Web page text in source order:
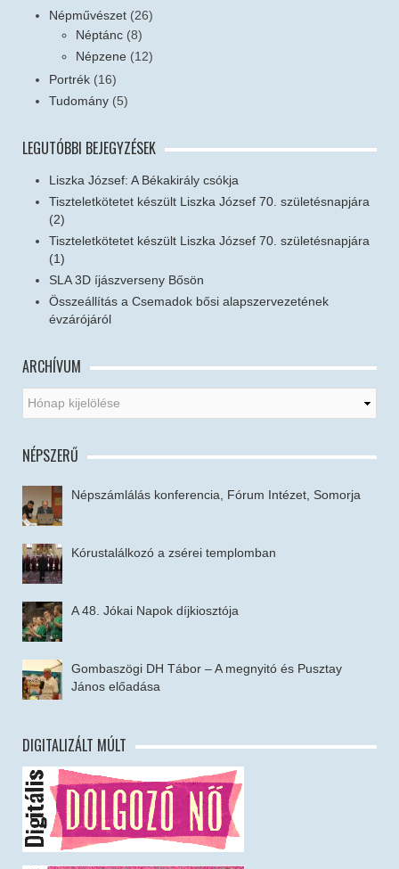
Népművészet (26)
Néptánc (8)
Népzene (12)
Portrék (16)
Tudomány (5)
LEGUTÓBBI BEJEGYZÉSEK
Liszka József: A Békakirály csókja
Tiszteletkötetet készült Liszka József 70. születésnapjára
(2)
Tiszteletkötetet készült Liszka József 70. születésnapjára
(1)
SLA 3D íjászverseny Bősön
Összeállítás a Csemadok bősi alapszervezetének
évzárójáról
ARCHÍVUM
NÉPSZERŰ
Népszámlálás konferencia, Fórum Intézet, Somorja
Kórustalálkozó a zsérei templomban
A 48. Jókai Napok díjkiosztója
Gombaszögi DH Tábor – A megnyitó és Pusztay
János előadása
DIGITALIZÁLT MÚLT